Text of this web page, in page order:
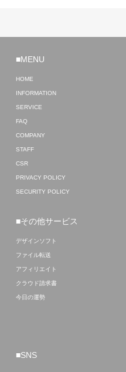
■MENU
HOME
INFORMATION
SERVICE
FAQ
COMPANY
STAFF
CSR
PRIVACY POLICY
SECURITY POLICY
■その他サービス
デザインソフト
ファイル転送
アフィリエイト
クラウド請求書
今日の運勢
■SNS